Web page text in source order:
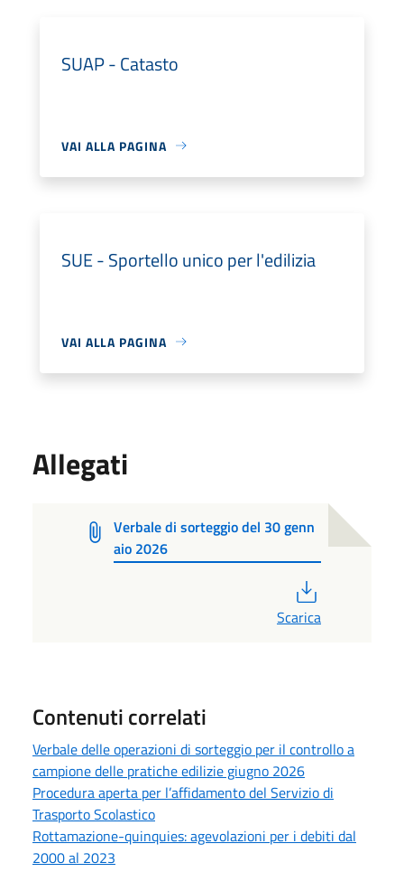
SUAP - Catasto
VAI ALLA PAGINA
SUE - Sportello unico per l'edilizia
VAI ALLA PAGINA
Allegati
Verbale di sorteggio del 30 genn
aio 2026
Scarica
Contenuti correlati
Verbale delle operazioni di sorteggio per il controllo a
campione delle pratiche edilizie giugno 2026
Procedura aperta per l’affidamento del Servizio di
Trasporto Scolastico
Rottamazione-quinquies: agevolazioni per i debiti dal
2000 al 2023